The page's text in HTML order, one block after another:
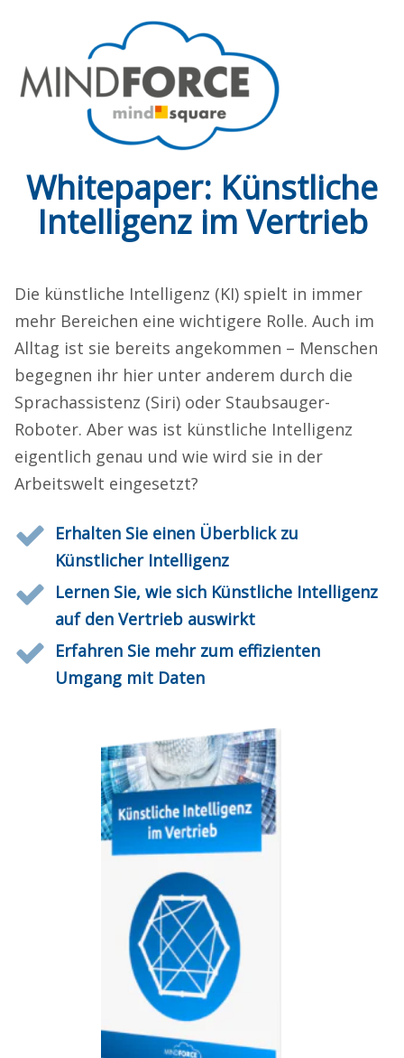
Whitepaper: Künstliche
Intelligenz im Vertrieb
Die künstliche Intelligenz (KI) spielt in immer
mehr Bereichen eine wichtigere Rolle. Auch im
Alltag ist sie bereits angekommen – Menschen
begegnen ihr hier unter anderem durch die
Sprachassistenz (Siri) oder Staubsauger-
Roboter. Aber was ist künstliche Intelligenz
eigentlich genau und wie wird sie in der
Arbeitswelt eingesetzt?
Erhalten Sie einen Überblick zu
Künstlicher Intelligenz
Lernen Sie, wie sich Künstliche Intelligenz
auf den Vertrieb auswirkt
Erfahren Sie mehr zum effizienten
Umgang mit Daten